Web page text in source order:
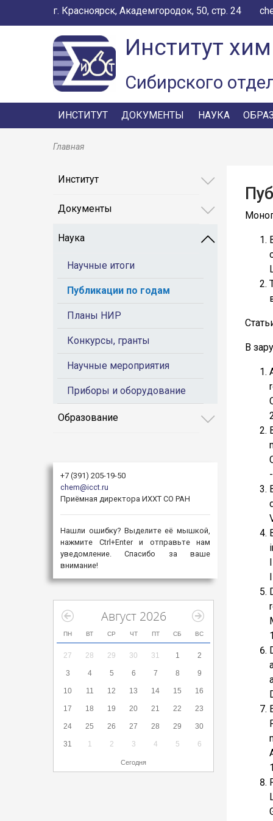
г. Красноярск, Академгородок, 50, стр. 24
Институт
Сибирского
ИНСТИТУТ ДОКУМЕНТЫ НАУКА
Главная
Институт
Документы
Наука
Научные итоги
Публикации по годам
Планы НИР
Конкурсы, гранты
Научные мероприятия
Приборы и оборудование
Образование
+7 (391) 205-19-50
chem@icct.ru
Приёмная директора ИХХТ СО РАН
Нашли ошибку? Выделите её мышкой,
нажмите Ctrl+Enter и отправьте нам
уведомление. Спасибо за ваше
внимание!
Август 2026
ПН ВТ СР ЧТ ПТ СБ ВС
27 28 29 30 31 1 2
3 4 5 6 7 8 9
10 11 12 13 14 15 16
17 18 19 20 21 22 23
24 25 26 27 28 29 30
31 1 2 3 4 5 6
Сегодня
В